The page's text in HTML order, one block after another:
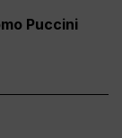
Puccini